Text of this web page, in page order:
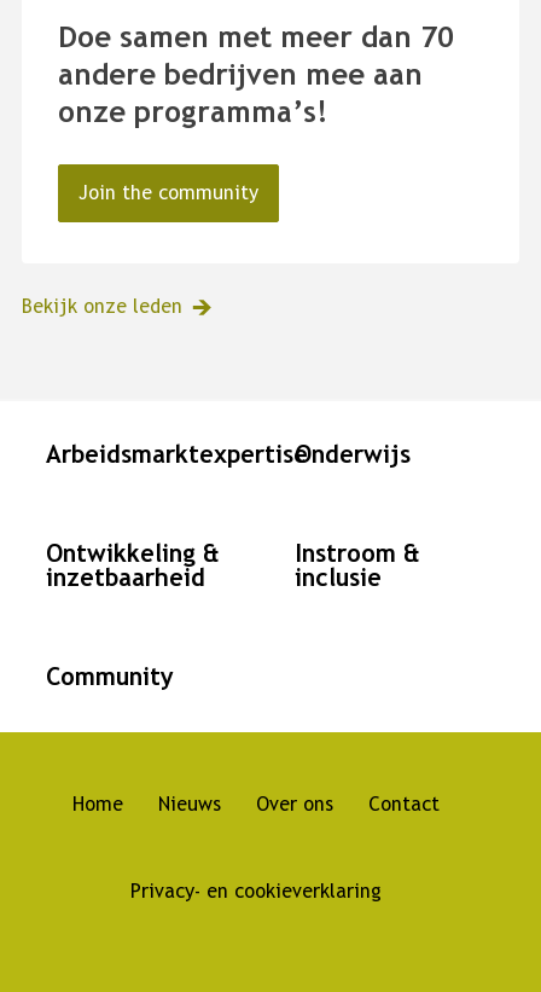
Bekijk onze leden
Doe samen met meer dan 70
andere bedrijven mee aan
onze programma’s!
Join the community
Landingspagina's
ArbeidsmarktexpertiseOnderwijs
Ontwikkeling &
inzetbaarheid
Instroom &
inclusie
Community
Home Nieuws Over ons Contact
Privacy- en cookieverklaring